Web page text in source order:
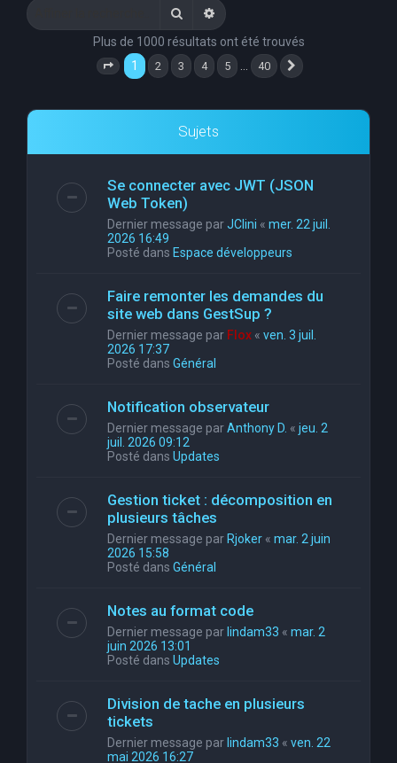
RechercherRecherche avancée
Plus de 1000 résultats ont été trouvés
Page 1 sur 40
1 2 3 4 5 … 40
Sujets
Se connecter avec JWT (JSON
Web Token)
Dernier message parJClini « mer. 22 juil.
2026 16:49
Posté dans Espace développeurs
Faire remonter les demandes du
site web dans GestSup ?
Dernier message par Flox « ven. 3 juil.
2026 17:37
Posté dans Général
Notification observateur
Dernier message parAnthony D. « jeu. 2
juil. 2026 09:12
Posté dans Updates
Gestion ticket : décomposition en
plusieurs tâches
Dernier message par Rjoker « mar. 2 juin
2026 15:58
Posté dans Général
Notes au format code
Dernier message par lindam33 « mar. 2
juin 2026 13:01
Posté dans Updates
Division de tache en plusieurs
tickets
Dernier message par lindam33 « ven. 22
mai 2026 16:27